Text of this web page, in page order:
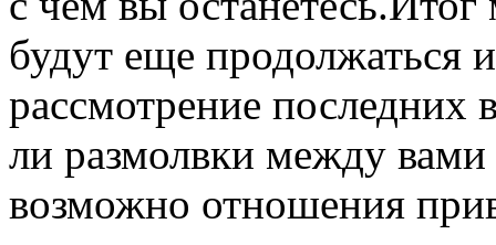
будут еще продолжаться
рассмотрение последних
ли размолвки между вами
возможно отношения